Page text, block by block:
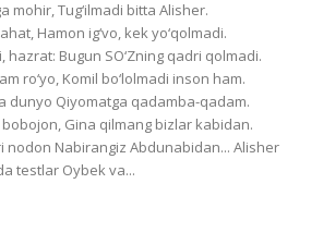
mohir, Tug‘ilmadi bitta Alisher.
Hamon ig‘vo, kek yo‘qolmadi.
Bugun SO‘Zning qadri qolmadi.
ro‘yo, Komil bo‘lolmadi inson ham.
dunyo Qiyomatga qadamba-qadam.
bobojon, Gina qilmang bizlar kabidan.
nodon Nabirangiz Abdunabidan... Alisher
testlar Oybek va...